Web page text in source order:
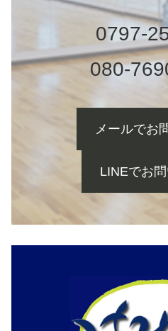
0797-
080-
メールでお
LINEでお